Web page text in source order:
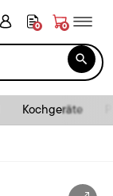
0 0

Kochgeräte